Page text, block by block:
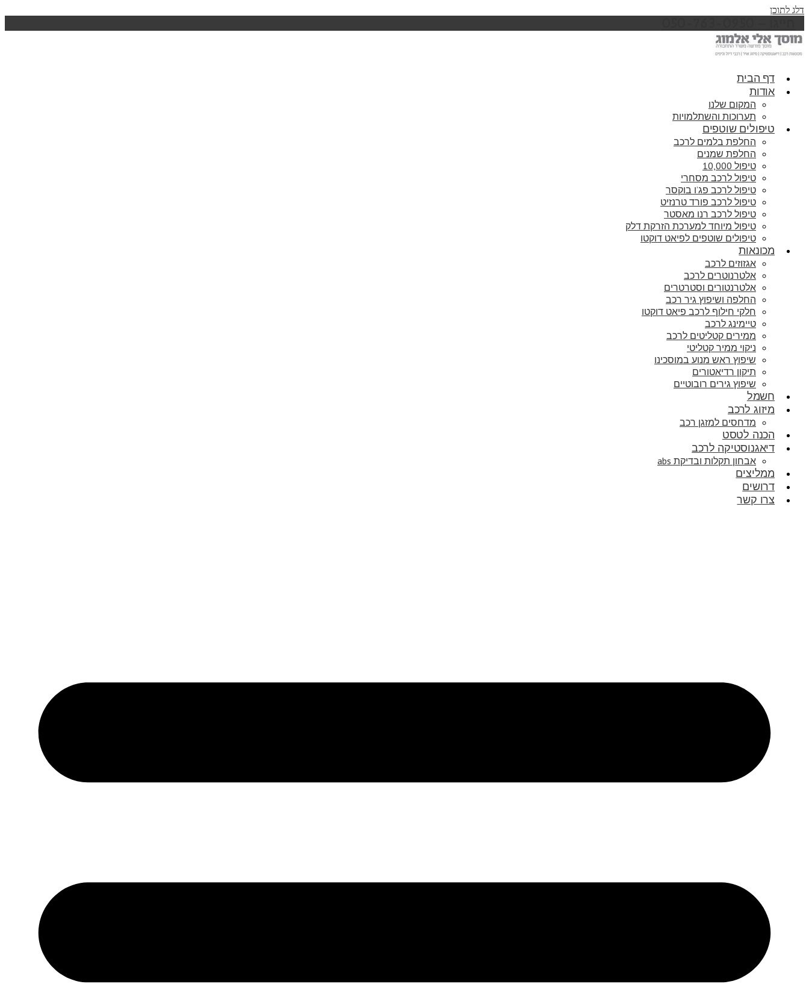
דלג לתוכן
דף הבית
אודות
המקום שלנו
תערוכות והשתלמויות
טיפולים שוטפים
החלפת בלמים לרכב
החלפת שמנים
טיפול 10,000
טיפול לרכב מסחרי
טיפול לרכב פג’ו בוקסר
טיפול לרכב פורד טרנזיט
טיפול לרכב רנו מאסטר
טיפול מיוחד למערכת הזרקת דלק
טיפולים שוטפים לפיאט דוקטו
מכונאות
אגזוזים לרכב
אלטרנוטרים לרכב
אלטרנטורים וסטרטרים
החלפה ושיפוץ גיר רכב
חלקי חילוף לרכב פיאט דוקטו
טיימינג לרכב
ממירים קטליטים לרכב
ניקוי ממיר קטליטי
שיפוץ ראש מנוע במוסכינו
תיקון רדיאטורים
שיפוץ גירים רובוטיים
חשמל
מיזוג לרכב
מדחסים למזגן רכב
הכנה לטסט
דיאגנוסטיקה לרכב
אבחון תקלות ובדיקת abs
ממליצים
דרושים
צרו קשר